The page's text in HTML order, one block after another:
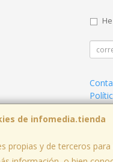
de infomedia.tienda
propias y de terceros